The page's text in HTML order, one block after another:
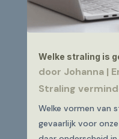
Welke straling is
door Johanna|
Straling
Welke vormen van
gevaarlijk voor